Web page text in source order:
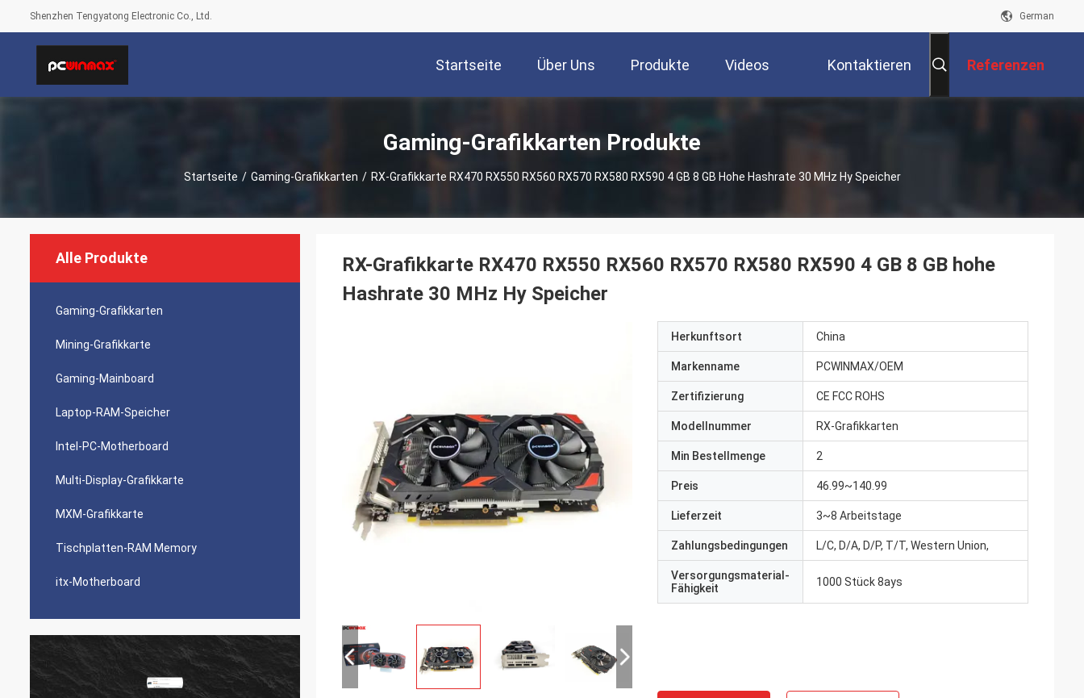
Shenzhen Tengyatong Electronic Co., Ltd. German
Startseite Über Uns Produkte Videos Kontaktieren Referenzen
Gaming-Grafikkarten Produkte
Startseite / Gaming-Grafikkarten / RX-Grafikkarte RX470 RX550 RX560 RX570 RX580 RX590 4 GB 8 GB Hohe Hashrate 30 MHz Hy Speicher
Alle Produkte
Gaming-Grafikkarten
Mining-Grafikkarte
Gaming-Mainboard
Laptop-RAM-Speicher
Intel-PC-Motherboard
Multi-Display-Grafikkarte
MXM-Grafikkarte
Tischplatten-RAM Memory
itx-Motherboard
RX-Grafikkarte RX470 RX550 RX560 RX570 RX580 RX590 4 GB 8 GB hohe
Hashrate 30 MHz Hy Speicher
Herkunftsort China
Markenname PCWINMAX/OEM
Zertifizierung CE FCC ROHS
Modellnummer RX-Grafikkarten
Min Bestellmenge 2
Preis 46.99~140.99
Lieferzeit 3~8 Arbeitstage
Zahlungsbedingungen L/C, D/A, D/P, T/T, Western Union,
Versorgungsmaterial-
Fähigkeit
1000 Stück 8ays